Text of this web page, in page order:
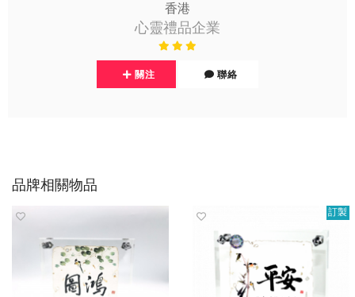
香港
心靈禮品企業
關注 聯絡
品牌相關物品
訂製